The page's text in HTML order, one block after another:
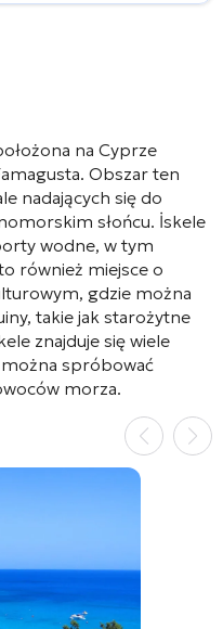
na Cyprze
Obszar ten
nadających się do
słońcu. İskele
wodne, w tym
również miejsce o
gdzie można
takie jak starożytne
znajduje się wiele
spróbować
morza.